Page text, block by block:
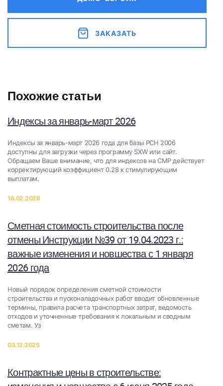
ЗАКАЗАТЬ
Похожие статьи
Индексы за январь-март 2026
​Индексы за январь-март 2026 года для базы РСН 2006
доступны для загрузки через программу SXW или сайт.
Обращаем Ваше внимание, что для индексов на СМР действует
корректирующий коэффициент 0.28 к стимулирующим
выплатам.
16.02.2026
Сметная стоимость строительства после
отмены Инструкции №39 от 19.04.2023 г.:
важные изменения и новшества с 1 января
2026 года
Новый порядок определения сметной стоимости
строительства и пусконаладочных работ вводит обновленные
термины, правила расчета транспортных затрат, ведомость
отходов и уточненные требования к локальным и сводным
сметам. Уз
03.12.2025
Контрактные цены в строительстве: